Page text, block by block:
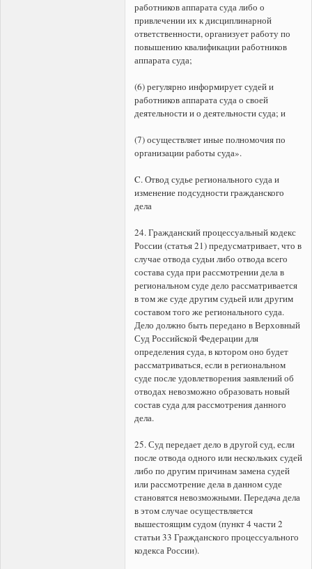
работников аппарата суда либо о
привлечении их к дисциплинарной
ответственности, организует работу по
повышению квалификации работников
аппарата суда;
(6) регулярно информирует судей и
работников аппарата суда о своей
деятельности и о деятельности суда; и
(7) осуществляет иные полномочия по
организации работы суда».
C. Отвод судье регионального суда и
изменение подсудности гражданского
дела
24. Гражданский процессуальный кодекс
России (статья 21) предусматривает, что в
случае отвода судьи либо отвода всего
состава суда при рассмотрении дела в
региональном суде дело рассматривается
в том же суде другим судьей или другим
составом того же регионального суда.
Дело должно быть передано в Верховный
Суд Российской Федерации для
определения суда, в котором оно будет
рассматриваться, если в региональном
суде после удовлетворения заявлений об
отводах невозможно образовать новый
состав суда для рассмотрения данного
дела.
25. Суд передает дело в другой суд, если
после отвода одного или нескольких судей
либо по другим причинам замена судей
или рассмотрение дела в данном суде
становятся невозможными. Передача дела
в этом случае осуществляется
вышестоящим судом (пункт 4 части 2
статьи 33 Гражданского процессуального
кодекса России).